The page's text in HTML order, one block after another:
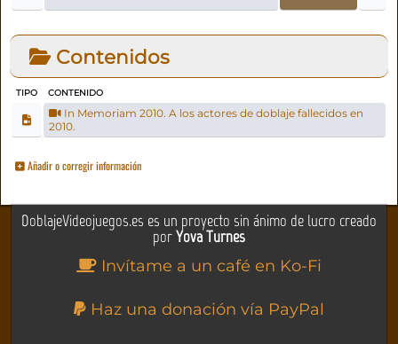
Contenidos
TIPO CONTENIDO
In Memoriam 2010. A los actores de doblaje fallecidos en
2010.
Añadir o corregir información
DoblajeVideojuegos.es es un proyecto sin ánimo de lucro creado
porYova Turnes
Invítame a un café en Ko-Fi
Haz una donación vía PayPal